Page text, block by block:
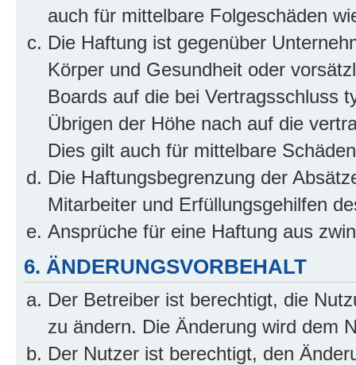
auch für mittelbare Folgeschäden
Die Haftung ist gegenüber
Körper und Gesundheit oder
Boards auf die bei Vertragsschluss
Übrigen der Höhe nach auf die
Dies gilt auch für mittelbare
Die Haftungsbegrenzung der
Mitarbeiter und Erfüllungsgehilfen
Ansprüche für eine Haftung aus
6. ÄNDERUNGSVORBEHALT
Der Betreiber ist berechtigt, die
zu ändern. Die Änderung wird dem
Der Nutzer ist berechtigt, den